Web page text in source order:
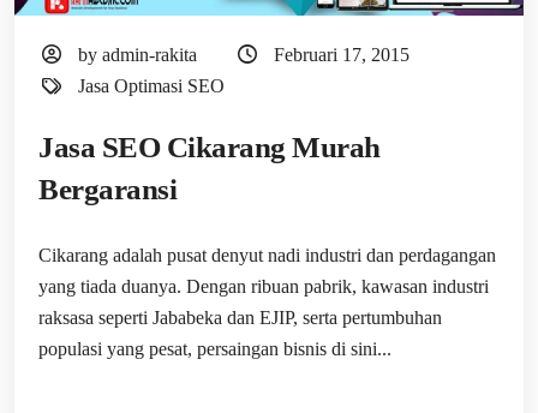
by admin-rakita
Februari 17, 2015
Jasa Optimasi SEO
Jasa SEO Cikarang Murah
Bergaransi
Cikarang adalah pusat denyut nadi industri dan perdagangan
yang tiada duanya. Dengan ribuan pabrik, kawasan industri
raksasa seperti Jababeka dan EJIP, serta pertumbuhan
populasi yang pesat, persaingan bisnis di sini...